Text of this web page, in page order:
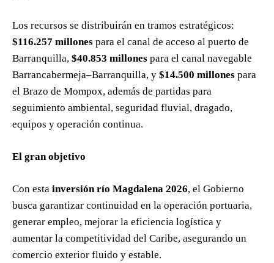
Los recursos se distribuirán en tramos estratégicos:
$116.257 millones para el canal de acceso al puerto de
Barranquilla, $40.853 millones para el canal navegable
Barrancabermeja–Barranquilla, y $14.500 millones para
el Brazo de Mompox, además de partidas para
seguimiento ambiental, seguridad fluvial, dragado,
equipos y operación continua.
El gran objetivo
Con esta inversión río Magdalena 2026, el Gobierno
busca garantizar continuidad en la operación portuaria,
generar empleo, mejorar la eficiencia logística y
aumentar la competitividad del Caribe, asegurando un
comercio exterior fluido y estable.